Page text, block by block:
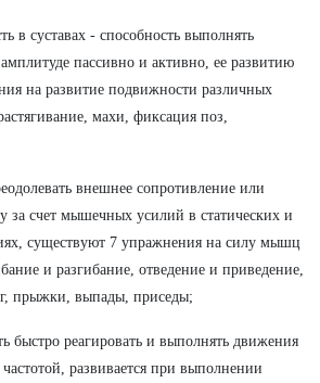
в суставах - способность выполнять
пассивно и активно, ее развитию
на развитие подвижности различных
махи, фиксация поз,
внешнее сопротивление или
за счет мышечных усилий в статических и
существуют 7 упражнения на силу мышц
и разгибание, отведение и приведение,
прыжки, выпады, приседы;
быстро реагировать и выполнять движения
развивается при выполнении